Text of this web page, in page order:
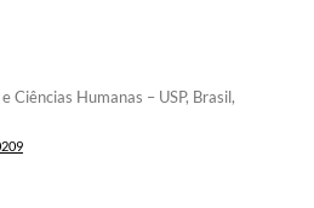
Ciências Humanas – USP, Brasil,